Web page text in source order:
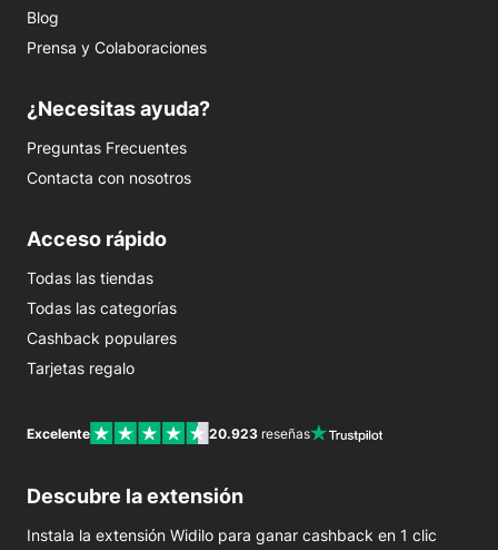
Blog
Prensa y Colaboraciones
¿Necesitas ayuda?
Preguntas Frecuentes
Contacta con nosotros
Acceso rápido
Todas las tiendas
Todas las categorías
Cashback populares
Tarjetas regalo
Excelente 20.923 reseñas
Descubre la extensión
Instala la extensión Widilo para ganar cashback en 1 clic